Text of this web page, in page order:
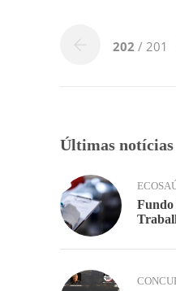
n
202 / 201
Últimas notícias
Fundo